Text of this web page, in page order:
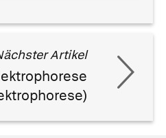
Artikel